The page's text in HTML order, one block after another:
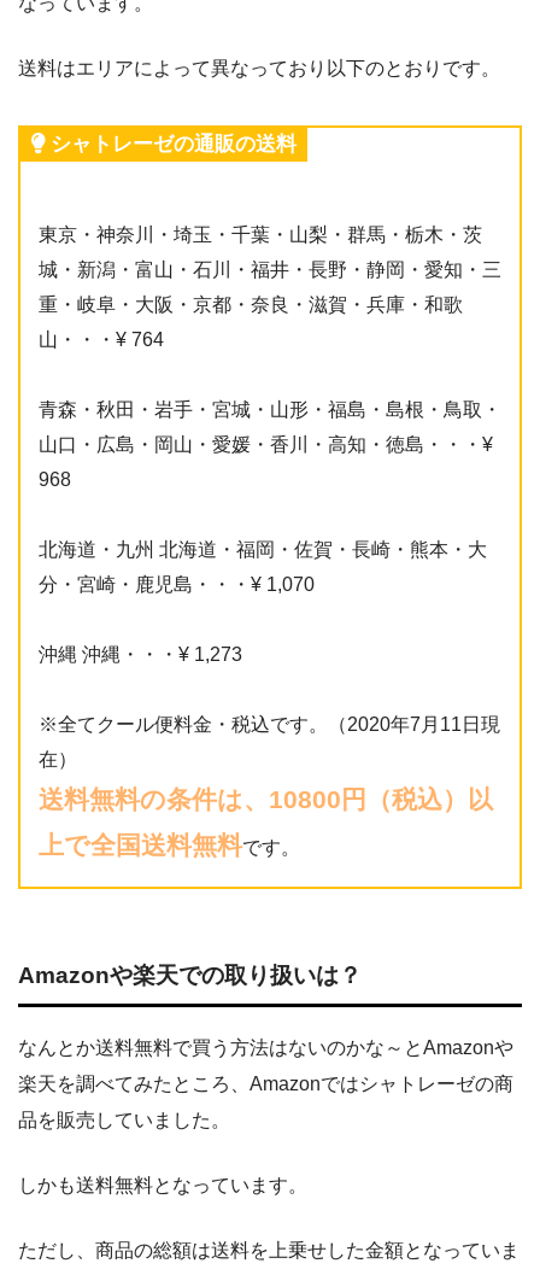
送料はエリアによって異なっており以下のとおりです。
シャトレーゼの通販の送料
東京・神奈川・埼玉・千葉・山梨・群馬・栃木・茨
城・新潟・富山・石川・福井・長野・静岡・愛知・三
重・岐阜・大阪・京都・奈良・滋賀・兵庫・和歌
山・・・¥ 764
青森・秋田・岩手・宮城・山形・福島・島根・鳥取・
山口・広島・岡山・愛媛・香川・高知・徳島・・・¥
968
北海道・九州 北海道・福岡・佐賀・長崎・熊本・大
分・宮崎・鹿児島・・・¥ 1,070
沖縄 沖縄・・・¥ 1,273
※全てクール便料金・税込です。（2020年7月11日現
在）
送料無料の条件は、10800円（税込）以
上で全国送料無料です。
Amazonや楽天での取り扱いは？
なんとか送料無料で買う方法はないのかな～とAmazonや
楽天を調べてみたところ、Amazonではシャトレーゼの商
品を販売していました。
しかも送料無料となっています。
ただし、商品の総額は送料を上乗せした金額となっていま